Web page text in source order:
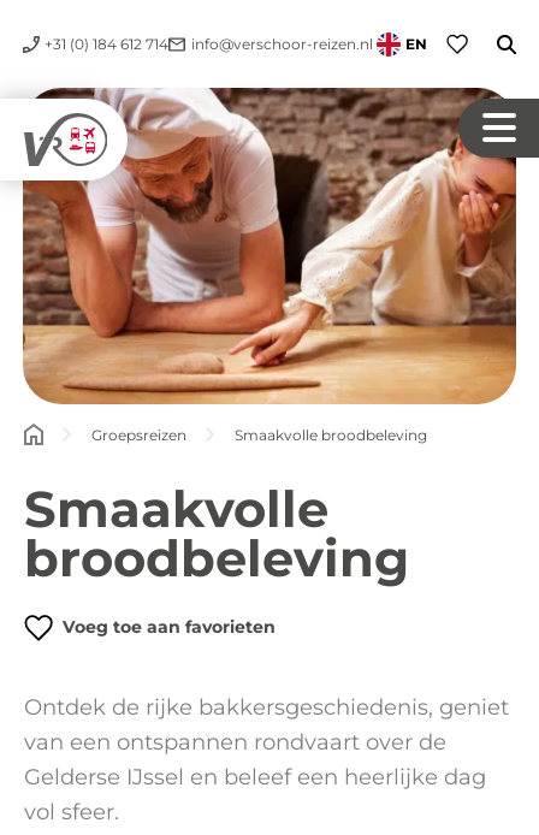
+31 (0) 184 612 714 info@verschoor-reizen.nl EN
Groepsreizen Smaakvolle broodbeleving
Smaakvolle
broodbeleving
Voeg toe aan favorieten
Ontdek de rijke bakkersgeschiedenis, geniet
van een ontspannen rondvaart over de
Gelderse IJssel en beleef een heerlijke dag
vol sfeer.